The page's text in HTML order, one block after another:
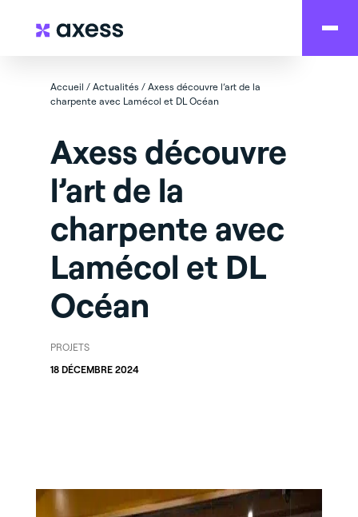
Accueil / Actualités / Axess découvre l’art de la
charpente avec Lamécol et DL Océan
Axess découvre
l’art de la
charpente avec
Lamécol et DL
Océan
PROJETS
18 DÉCEMBRE 2024